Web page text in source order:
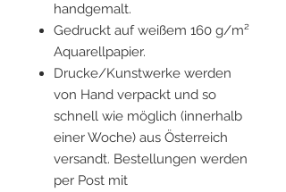
handgemalt.
Gedruckt auf weißem 160 g/m²
Aquarellpapier.
Drucke/Kunstwerke werden
von Hand verpackt und so
schnell wie möglich (innerhalb
einer Woche) aus Österreich
versandt. Bestellungen werden
per Post mit